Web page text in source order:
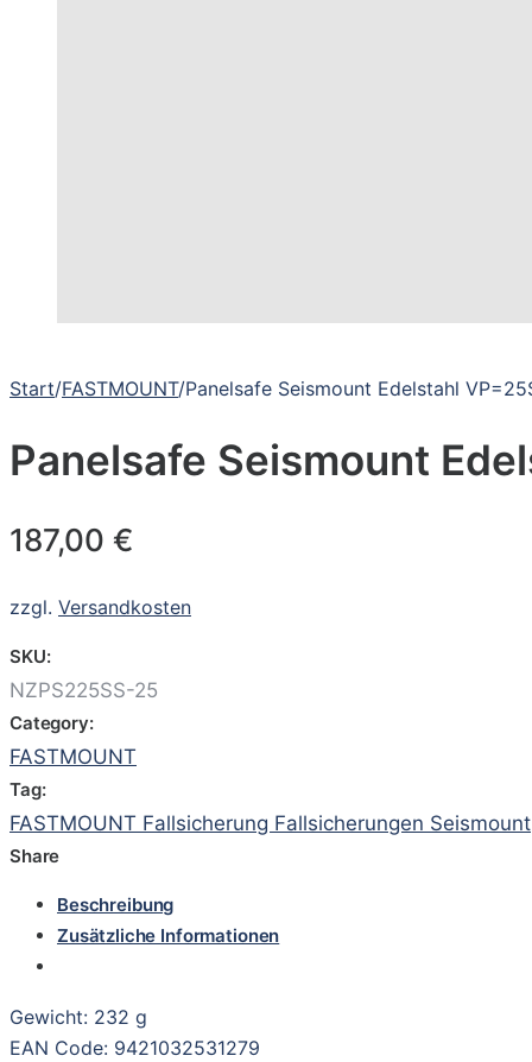
Start/FASTMOUNT/Panelsafe Seismount Edelstahl
Panelsafe Seismount
187,00 €
zzgl. Versandkosten
SKU:
NZPS225SS-25
Category:
FASTMOUNT
Tag:
FASTMOUNT Fallsicherung Fallsicherungen Seismount
Share
Beschreibung
Zusätzliche Informationen
Gewicht: 232 g
EAN Code: 9421032531279